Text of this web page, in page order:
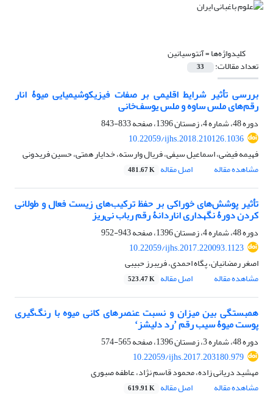
کلیدواژه‌ها =آنتوسیانین
تعداد مقالات: 33
بررسی تأثیر شرایط اقلیمی بر صفات فیزیکوشیمیایی میوۀ انار
رقم‌های ملس ساوه و ملس یوسف‌خانی
دوره 48، شماره 4، زمستان 1396، صفحه
833-843
10.22059/ijhs.2018.210126.1036
فهیمه فیضی، اسماعیل سیفی، فریال وارسته، خدایار همتی، حسین فریدونی
مشاهده مقاله
اصل مقاله 481.67 K
تأثیر پوشش‌های خوراکی بر حفظ ترکیب‌های زیست ‏فعال و طولانی
کردن دورۀ نگهداری اناردانۀ رقم رباب نی‌ریز
دوره 48، شماره 4، زمستان 1396، صفحه
943-952
10.22059/ijhs.2017.220093.1123
اصغر رمضانیان، پگاه احمدی، فریبرز حبیبی
مشاهده مقاله
اصل مقاله 523.47 K
همبستگی بین میزان و نسبت عنصرهای کانی میوه با رنگ‌گیری
پوست میوۀ سیب رقم ʼرد دلیشزʻ
دوره 48، شماره 3، زمستان 1396، صفحه
565-574
10.22059/ijhs.2017.203180.979
مهشید دریانی زاده، محمود قاسم نژاد، عاطفه صبوری
مشاهده مقاله
اصل مقاله 619.91 K